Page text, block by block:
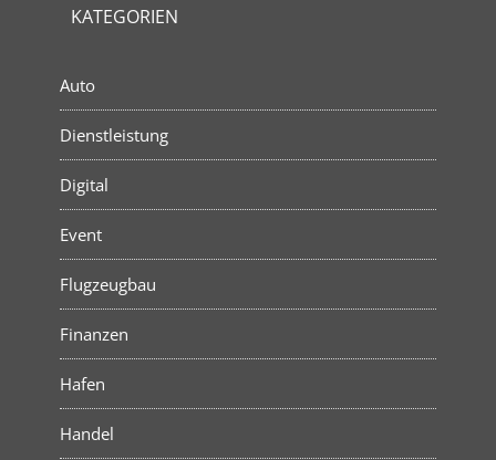
KATEGORIEN
Auto
Dienstleistung
Digital
Event
Flugzeugbau
Finanzen
Hafen
Handel